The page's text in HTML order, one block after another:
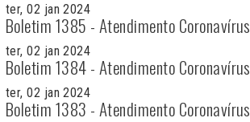
ter, 02 jan 2024
Boletim 1385 - Atendimento Coronavírus
ter, 02 jan 2024
Boletim 1384 - Atendimento Coronavírus
ter, 02 jan 2024
Boletim 1383 - Atendimento Coronavírus